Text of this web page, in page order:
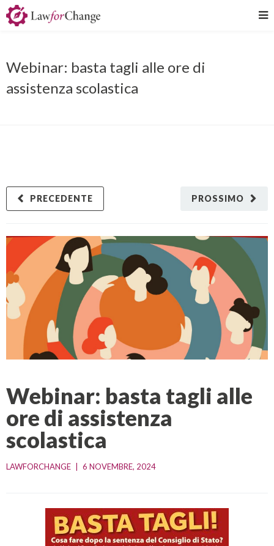
Webinar: basta tagli alle ore di
assistenza scolastica
PROSSIMO
PRECEDENTE
Webinar: basta tagli alle
ore di assistenza
scolastica
LAWFORCHANGE | 6 NOVEMBRE, 2024